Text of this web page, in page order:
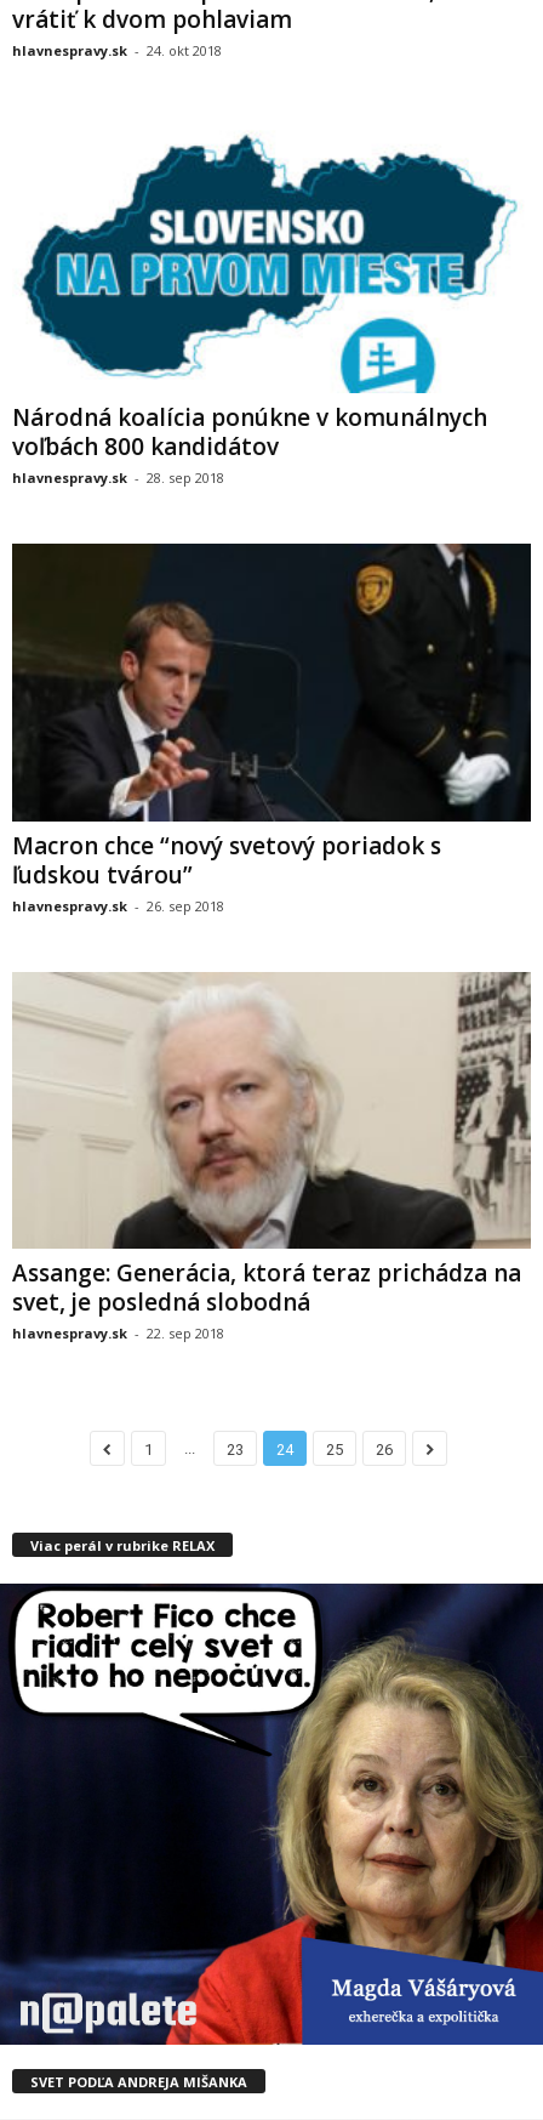
vrátiť k dvom pohlaviam
hlavnespravy.sk - 24. okt 2018
Národná koalícia ponúkne v komunálnych
voľbách 800 kandidátov
hlavnespravy.sk - 28. sep 2018
Macron chce “nový svetový poriadok s
ľudskou tvárou”
hlavnespravy.sk - 26. sep 2018
Assange: Generácia, ktorá teraz prichádza na
svet, je posledná slobodná
hlavnespravy.sk - 22. sep 2018
1 23 24 25 26
Viac perál v rubrike RELAX
SVET PODĽA ANDREJA MIŠANKA